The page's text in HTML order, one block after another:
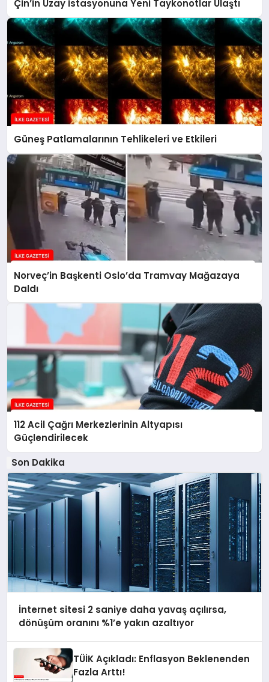
Çin’in Uzay İstasyonuna Yeni Taykonotlar Ulaştı
Güneş Patlamalarının Tehlikeleri ve Etkileri
Norveç’in Başkenti Oslo’da Tramvay Mağazaya
Daldı
112 Acil Çağrı Merkezlerinin Altyapısı
Güçlendirilecek
Son Dakika
İnternet sitesi 2 saniye daha yavaş açılırsa,
dönüşüm oranını %1’e yakın azaltıyor
TÜİK Açıkladı: Enflasyon Beklenenden
Fazla Arttı!